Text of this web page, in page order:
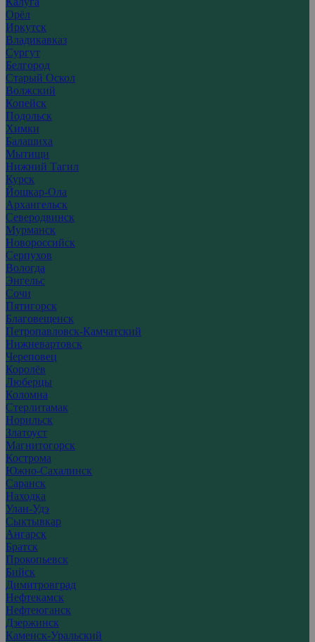
Орёл
Иркутск
Владикавказ
Сургут
Белгород
Старый Оскол
Волжский
Копейск
Подольск
Химки
Балашиха
Мытищи
Нижний Тагил
Курск
Йошкар-Ола
Архангельск
Северодвинск
Мурманск
Новороссийск
Серпухов
Вологда
Энгельс
Сочи
Пятигорск
Благовещенск
Петропавловск-Камчатский
Нижневартовск
Череповец
Королёв
Люберцы
Коломна
Стерлитамак
Норильск
Златоуст
Магнитогорск
Кострома
Южно-Сахалинск
Саранск
Находка
Улан-Удэ
Сыктывкар
Ангарск
Братск
Прокопьевск
Бийск
Димитровград
Нефтекамск
Нефтеюганск
Дзержинск
Каменск-Уральский